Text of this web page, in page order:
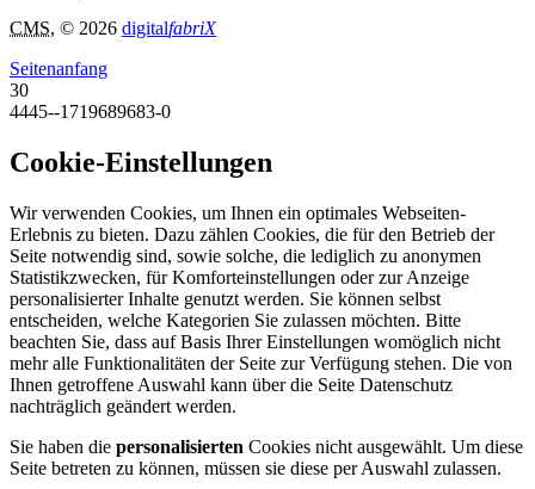
CMS, © 2026 digitalfabriX
Seitenanfang
30
4445--1719689683-0
Cookie-Einstellungen
Wir verwenden Cookies, um Ihnen ein optimales Webseiten-
Erlebnis zu bieten. Dazu zählen Cookies, die für den Betrieb der
Seite notwendig sind, sowie solche, die lediglich zu anonymen
Statistikzwecken, für Komforteinstellungen oder zur Anzeige
personalisierter Inhalte genutzt werden. Sie können selbst
entscheiden, welche Kategorien Sie zulassen möchten. Bitte
beachten Sie, dass auf Basis Ihrer Einstellungen womöglich nicht
mehr alle Funktionalitäten der Seite zur Verfügung stehen. Die von
Ihnen getroffene Auswahl kann über die Seite Datenschutz
nachträglich geändert werden.
Sie haben die personalisierten Cookies nicht ausgewählt. Um diese
Seite betreten zu können, müssen sie diese per Auswahl zulassen.